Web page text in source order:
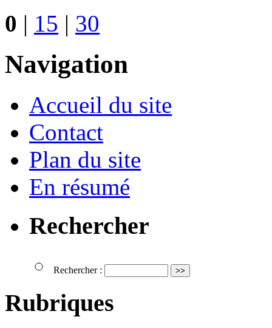
0 | 15 | 30
Navigation
Accueil du site
Contact
Plan du site
En résumé
Rechercher
Rechercher :
Rubriques